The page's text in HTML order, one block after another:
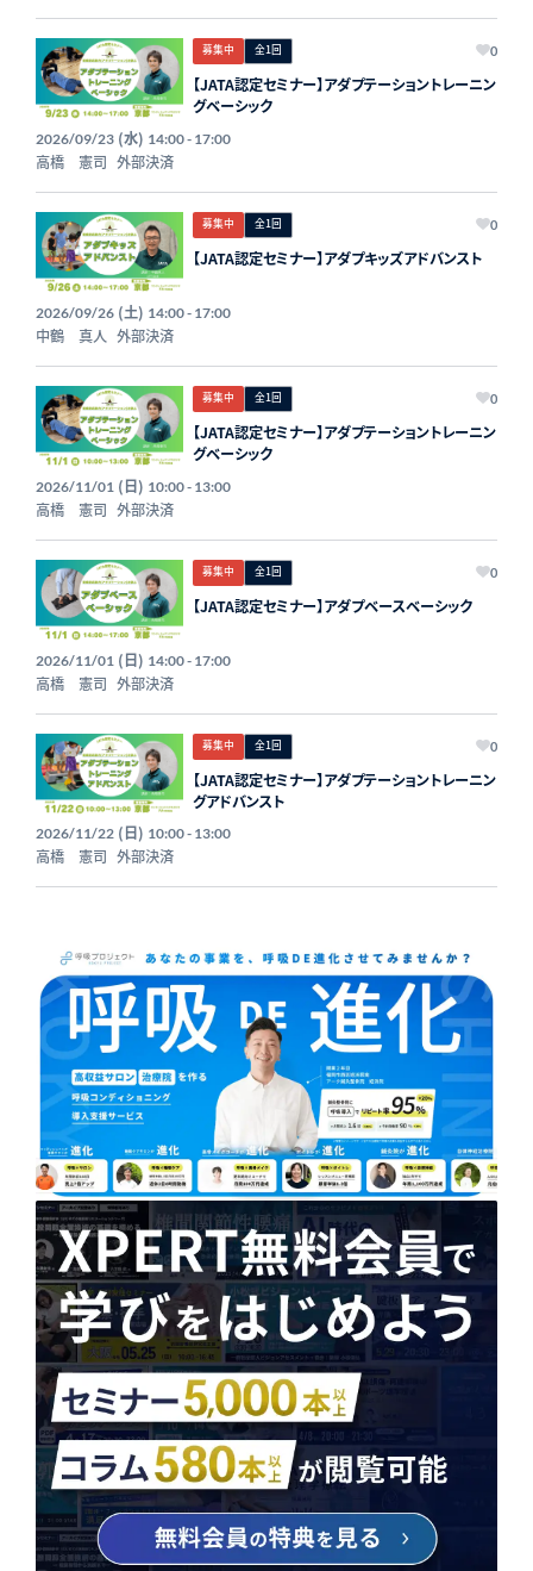
募集中 全1回 0
【JATA認定セミナー】アダプテーショントレーニン
グベーシック
2026/09/23(水) 14:00 - 17:00
高橋 憲司 外部決済
募集中 全1回 0
【JATA認定セミナー】アダプキッズアドバンスト
2026/09/26(土) 14:00 - 17:00
中鶴 真人 外部決済
募集中 全1回 0
【JATA認定セミナー】アダプテーショントレーニン
グベーシック
2026/11/01(日) 10:00 - 13:00
高橋 憲司 外部決済
募集中 全1回 0
【JATA認定セミナー】アダプベースベーシック
2026/11/01 (日) 14:00 - 17:00
高橋 憲司 外部決済
募集中 全1回 0
【JATA認定セミナー】アダプテーショントレーニン
グアドバンスト
2026/11/22(日) 10:00 - 13:00
高橋 憲司 外部決済